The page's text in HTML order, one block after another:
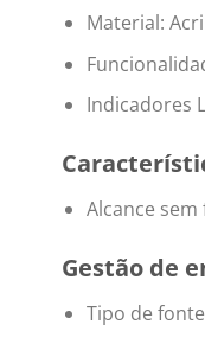
Material:
Indicadores
Alcance sem
Gestão de
Tipo de